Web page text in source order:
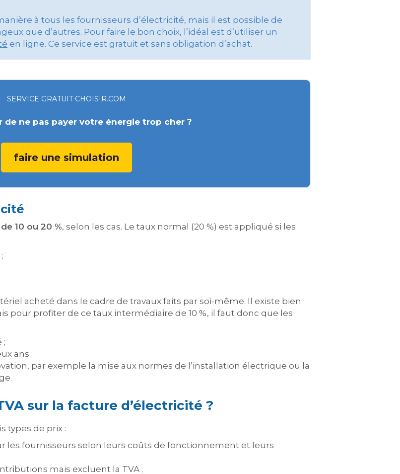
à tous les fournisseurs d’électricité, mais il est possible de
que d’autres. Pour faire le bon choix, l’idéal est d’utiliser un
en ligne. Ce service est gratuit et sans obligation d’achat.
SERVICE GRATUIT CHOISIR.COM
de ne pas payer votre énergie trop cher ?
faire une simulation
10 ou 20 %, selon les cas. Le taux normal (20 %) est appliqué si les
acheté dans le cadre de travaux faits par soi-même. Il existe bien
pour profiter de ce taux intermédiaire de 10 %, il faut donc que les
;
ans ;
par exemple la mise aux normes de l’installation électrique ou la
sur la facture d’électricité ?
types de prix :
les fournisseurs selon leurs coûts de fonctionnement et leurs
mais excluent la TVA ;